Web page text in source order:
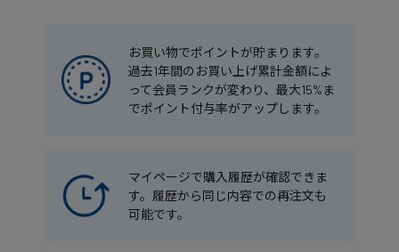
お買い物でポイントが貯まります。
過去1年間のお買い上げ累計金額によ
って会員ランクが変わり、最大15%ま
でポイント付与率がアップします。
マイページで購入履歴が確認できま
す。履歴から同じ内容での再注文も
可能です。